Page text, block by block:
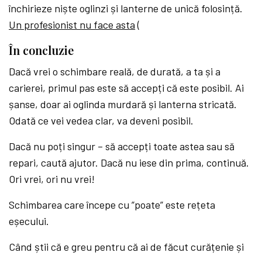
închirieze niște oglinzi și lanterne de unică folosință.
Un profesionist nu face asta(
În concluzie
Dacă vrei o schimbare reală, de durată, a ta și a
carierei, primul pas este să accepți că este posibil. Ai
șanse, doar ai oglinda murdară și lanterna stricată.
Odată ce vei vedea clar, va deveni posibil.
Dacă nu poți singur – să accepți toate astea sau să
repari, caută ajutor. Dacă nu iese din prima, continuă.
Ori vrei, ori nu vrei!
Schimbarea care începe cu ”poate” este rețeta
eșecului.
Când știi că e greu pentru că ai de făcut curățenie și